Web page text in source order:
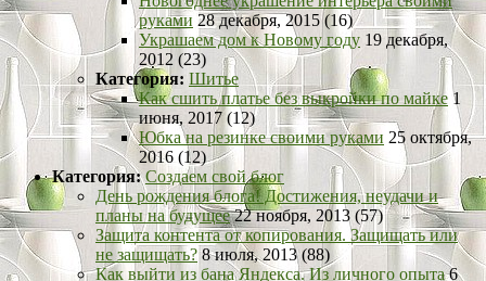
руками 28 декабря, 2015 (16)
Украшаем дом к Новому году 19 декабря,
2012 (23)
Категория: Шитье
Как сшить платье без выкройки по майке 1
июня, 2017 (12)
Юбка на резинке своими руками 25 октября,
2016 (12)
Категория: Создаем свой блог
День рождения блога! Достижения, неудачи и
планы на будущее22 ноября, 2013 (57)
Защита контента от копирования. Защищать или
не защищать? 8 июля, 2013 (88)
Как выйти из бана Яндекса. Из личного опыта6